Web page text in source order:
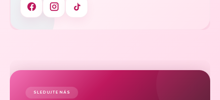
SLEDUJTE NÁS